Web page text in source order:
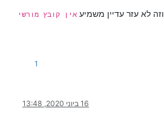
וזה לא עזר עדיין משמיע אין קובץ מורשי
1
16 ביוני 2020, 13:48